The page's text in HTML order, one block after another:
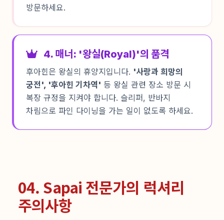
방문하세요.
4. 매너: '왕실(Royal)'의 품격
후아힌은 왕실의 휴양지입니다. '사랑과 희망의
궁전', '후아힌 기차역' 등 왕실 관련 장소 방문 시
복장 규정을 지켜야 합니다. 슬리퍼, 반바지
차림으로 파인 다이닝을 가는 일이 없도록 하세요.
04. Sapai 전문가의 럭셔리
주의사항